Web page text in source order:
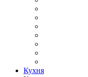
Кухня